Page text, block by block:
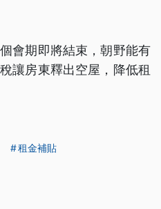
會期即將結束，朝野能有
讓房東釋出空屋，降低租
租金補貼